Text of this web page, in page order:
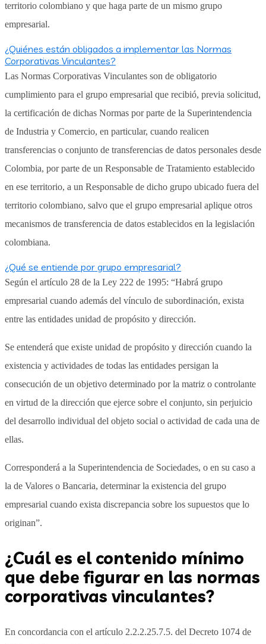
territorio colombiano y que haga parte de un mismo grupo
empresarial.
¿Quiénes están obligados a implementar las Normas
Corporativas Vinculantes?
Las Normas Corporativas Vinculantes son de obligatorio
cumplimiento para el grupo empresarial que recibió, previa solicitud,
la certificación de dichas Normas por parte de la Superintendencia
de Industria y Comercio, en particular, cuando realicen
transferencias o conjunto de transferencias de datos personales desde
Colombia, por parte de un Responsable de Tratamiento establecido
en ese territorio, a un Responsable de dicho grupo ubicado fuera del
territorio colombiano, salvo que el grupo empresarial aplique otros
mecanismos de transferencia de datos establecidos en la legislación
colombiana.
¿Qué se entiende por grupo empresarial?
Según el artículo 28 de la Ley 222 de 1995: “Habrá grupo
empresarial cuando además del vínculo de subordinación, exista
entre las entidades unidad de propósito y dirección.
Se entenderá que existe unidad de propósito y dirección cuando la
existencia y actividades de todas las entidades persigan la
consecución de un objetivo determinado por la matriz o controlante
en virtud de la dirección que ejerce sobre el conjunto, sin perjuicio
del desarrollo individual del objeto social o actividad de cada una de
ellas.
Corresponderá a la Superintendencia de Sociedades, o en su caso a
la de Valores o Bancaria, determinar la existencia del grupo
empresarial cuando exista discrepancia sobre los supuestos que lo
originan”.
¿Cuál es el contenido mínimo
que debe figurar en las normas
corporativas vinculantes?
En concordancia con el artículo 2.2.2.25.7.5. del Decreto 1074 de